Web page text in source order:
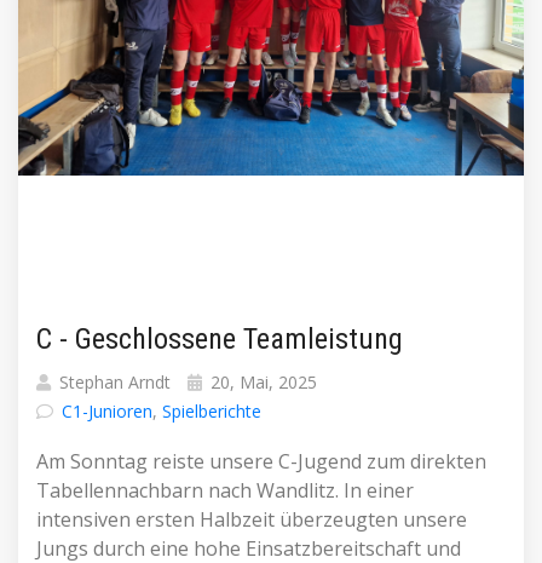
C - Geschlossene Teamleistung
Stephan Arndt
20, Mai, 2025
C1-Junioren, Spielberichte
Am Sonntag reiste unsere C-Jugend zum direkten
Tabellennachbarn nach Wandlitz. In einer
intensiven ersten Halbzeit überzeugten unsere
Jungs durch eine hohe Einsatzbereitschaft und